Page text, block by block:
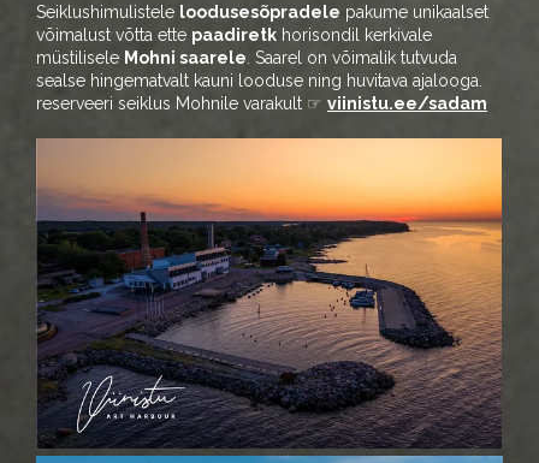
Seiklushimulistele loodusesõpradele pakume unikaalset
võimalust võtta ette paadiretk horisondil kerkivale
müstilisele Mohni saarele . Saarel on võimalik tutvuda
sealse hingematvalt kauni looduse ning huvitava ajalooga.
reserveeri seiklus Mohnile varakult ☞ viinistu.ee/sadam